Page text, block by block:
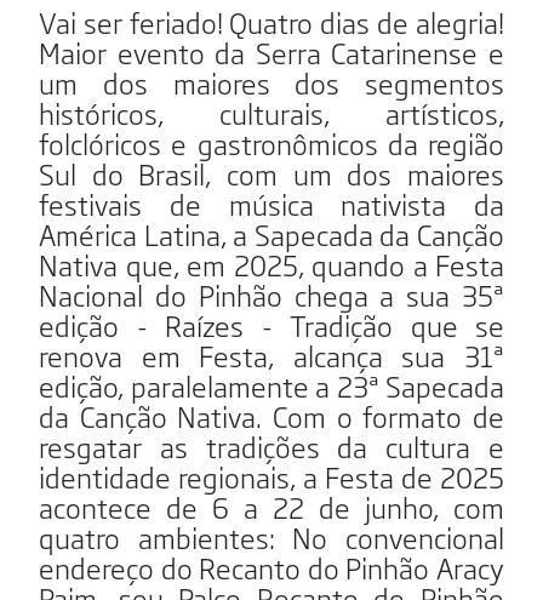
Vai ser feriado! Quatro dias de alegria!
Maior evento da Serra Catarinense e
um dos maiores dos segmentos
históricos, culturais, artísticos,
folclóricos e gastronômicos da região
Sul do Brasil, com um dos maiores
festivais de música nativista da
América Latina, a Sapecada da Canção
Nativa que, em 2025, quando a Festa
Nacional do Pinhão chega a sua 35ª
edição - Raízes - Tradição que se
renova em Festa, alcança sua 31ª
edição, paralelamente a 23ª Sapecada
da Canção Nativa. Com o formato de
resgatar as tradições da cultura e
identidade regionais, a Festa de 2025
acontece de 6 a 22 de junho, com
quatro ambientes: No convencional
endereço do Recanto do Pinhão Aracy